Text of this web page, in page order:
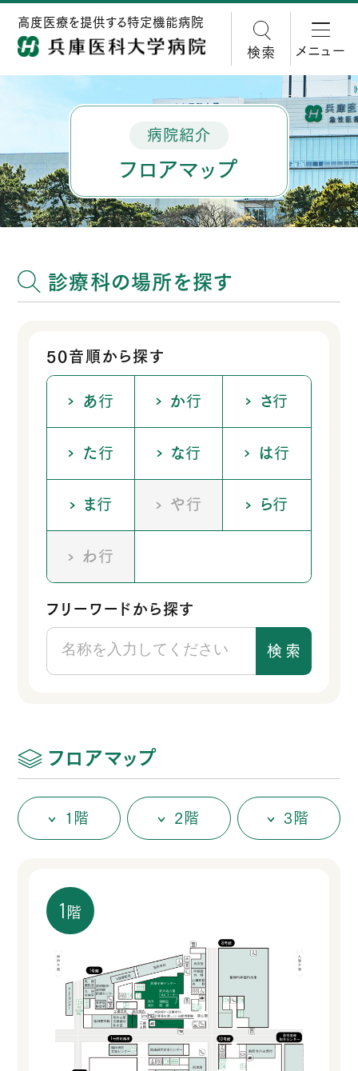
高度医療を提供する特定機能病院
検索 メニュー
病院紹介
フロアマップ
診療科の場所を探す
50音順から探す
あ行 か行 さ行
た 行 な行 は行
ま行 や 行 ら行
わ行
フリーワードから探す
検 索
フロアマップ
1 階 2 階 3 階
1 階